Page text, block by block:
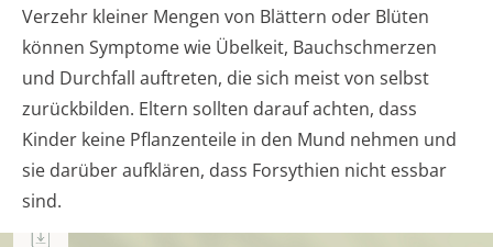
Verzehr kleiner Mengen von Blättern oder Blüten
können Symptome wie Übelkeit, Bauchschmerzen
und Durchfall auftreten, die sich meist von selbst
zurückbilden. Eltern sollten darauf achten, dass
Kinder keine Pflanzenteile in den Mund nehmen und
sie darüber aufklären, dass Forsythien nicht essbar
sind.